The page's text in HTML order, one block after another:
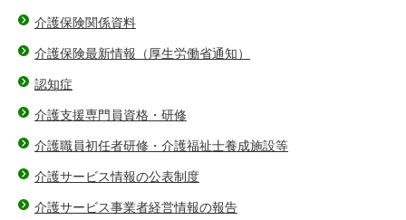
介護保険関係資料
介護保険最新情報（厚生労働省通知）
認知症
介護支援専門員資格・研修
介護職員初任者研修・介護福祉士養成施設等
介護サービス情報の公表制度
介護サービス事業者経営情報の報告